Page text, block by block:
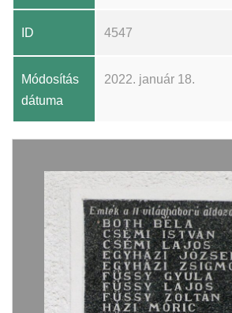
ID 4547
Módosítás
dátuma
2022. január 18.